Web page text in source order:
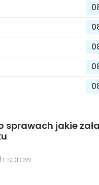
sprawach jakie
spraw